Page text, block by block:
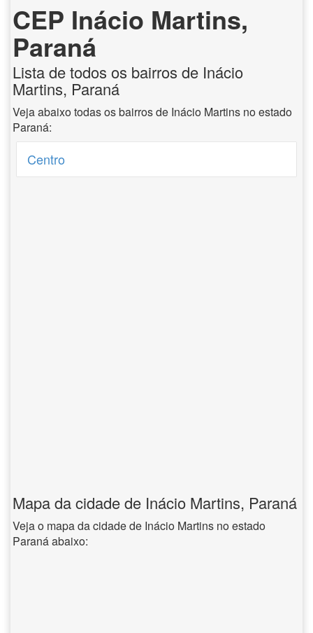
CEP Inácio Martins,
Paraná
Lista de todos os bairros de Inácio
Martins, Paraná
Veja abaixo todas os bairros de Inácio Martins no estado
Paraná:
Centro
Mapa da cidade de Inácio Martins, Paraná
Veja o mapa da cidade de Inácio Martins no estado
Paraná abaixo: